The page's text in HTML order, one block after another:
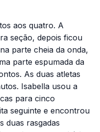
aos quatro. A
seção, depois ficou
parte cheia da onda,
parte espumada da
As duas atletas
Isabella usou a
para cinco
seguinte e encontrou
duas rasgadas